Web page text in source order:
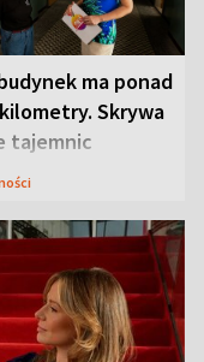
ma ponad
Skrywa
tajemnic